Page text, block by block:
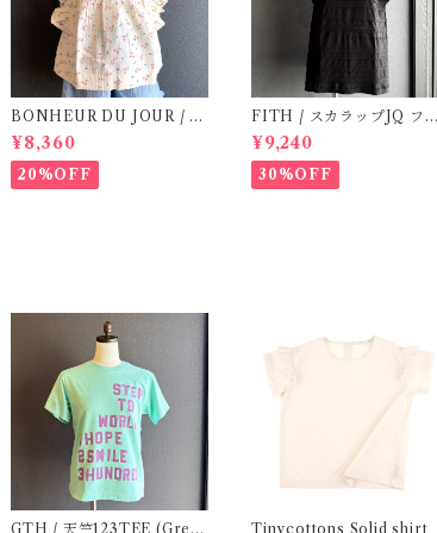
BONHEUR DU JOUR / T
OSCANE BlOUSE (Rose
2~6Y)
¥8,360
20%OFF
FITH / スカラップJQ フレ
ンチスリーブTシャツ (Blac
k) / Size 1・2
¥9,240
30%OFF
GTH / 天竺123TEE (Gree Tinycottons Solid shirt